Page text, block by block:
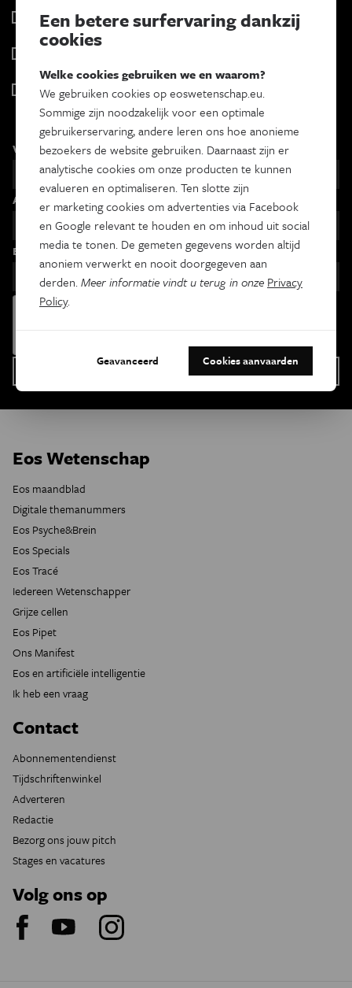
Tracé
Tweewekelijks
Iedereen wetenschapper
Maandelijks
Voornaam
Achternaam
Email
Eos Wetenschap
Eos maandblad
Digitale themanummers
Eos Psyche&Brein
Eos Specials
Eos Tracé
Iedereen Wetenschapper
Grijze cellen
Eos Pipet
Ons Manifest
Eos en artificiële intelligentie
Ik heb een vraag
Contact
Abonnementendienst
Tijdschriftenwinkel
Adverteren
Redactie
Bezorg ons jouw pitch
Stages en vacatures
Volg ons op
Een betere surfervaring dankzij
cookies
Welke cookies gebruiken we en waarom?
We gebruiken cookies op eoswetenschap.eu.
Sommige zijn noodzakelijk voor een optimale
gebruikerservaring, andere leren ons hoe anonieme
bezoekers de website gebruiken. Daarnaast zijn er
analytische cookies om onze producten te kunnen
evalueren en optimaliseren. Ten slotte zijn
er marketing cookies om advertenties via Facebook
en Google relevant te houden en om inhoud uit social
media te tonen. De gemeten gegevens worden altijd
anoniem verwerkt en nooit doorgegeven aan
derden.Meer informatie vindt u terug in onze Privacy
Policy.
Geavanceerd Cookies aanvaarden